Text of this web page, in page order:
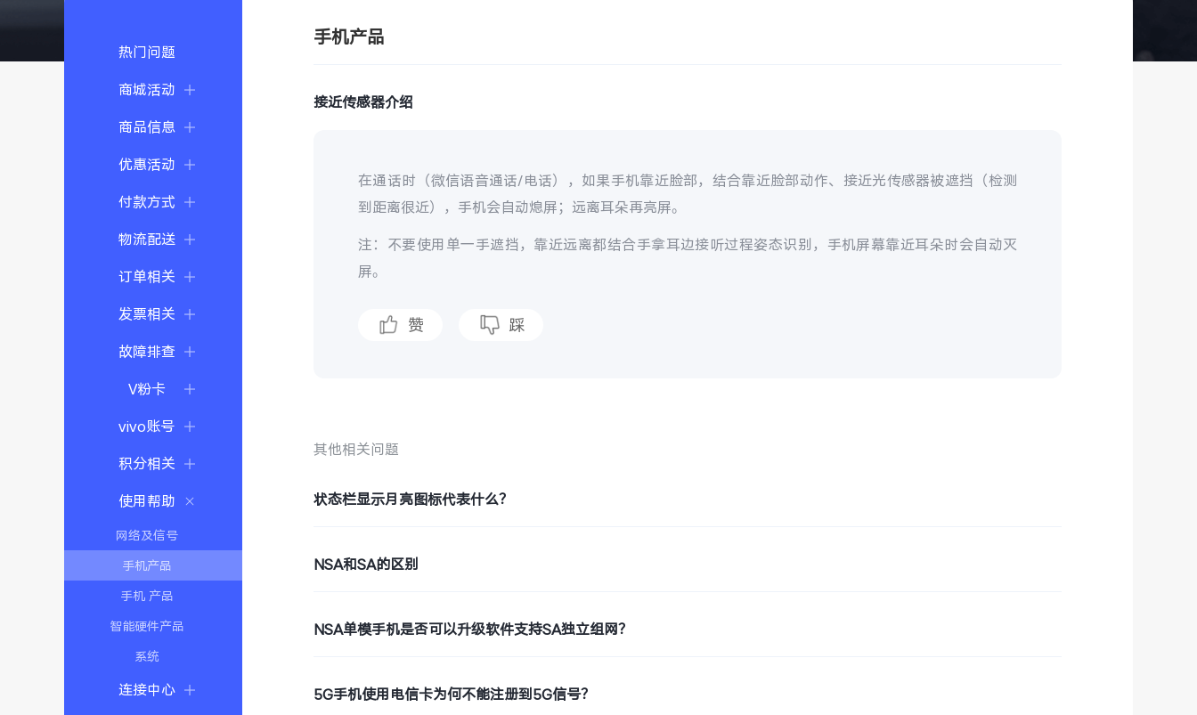
热门问题
商城活动
商品信息
优惠活动
付款方式
物流配送
订单相关
发票相关
故障排查
V粉卡
vivo账号
积分相关
使用帮助
网络及信号
手机产品
手机 产品
智能硬件产品
系统
连接中心
手机产品
接近传感器介绍
在通话时 （微信语音通话/电话），如果手机靠近脸部，结合靠近脸部动作、接近光传感器被遮挡（检测
到距离很近），手机会自动熄屏；远离耳朵再亮屏。
注：不要使用单一手遮挡，靠近远离都结合手拿耳边接听过程姿态识别，手机屏幕靠近耳朵时会自动灭
屏。
赞 踩
其他相关问题
状态栏显示月亮图标代表什么？
NSA和SA的区别
NSA单模手机是否可以升级软件支持SA独立组网？
5G手机使用电信卡为何不能注册到5G信号？